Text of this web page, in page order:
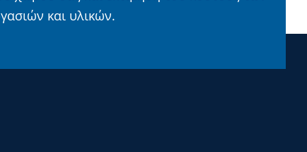
και υλικών.